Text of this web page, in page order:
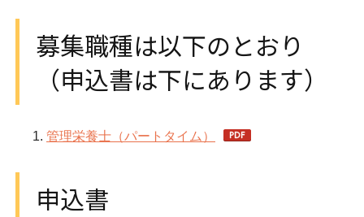
募集職種は以下のとおり
（申込書は下にあります）
管理栄養士（パートタイム）
申込書